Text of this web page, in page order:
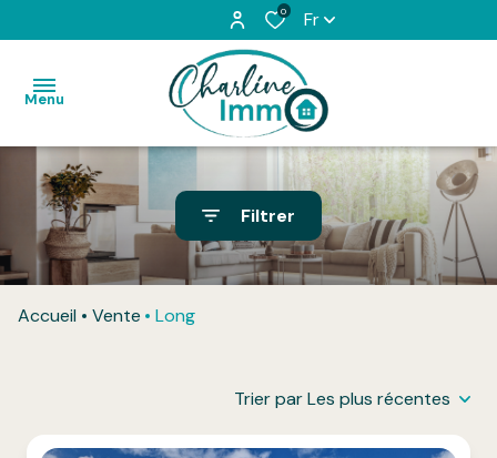
0 Fr
Menu
Accueil
Acheter
Honoraires
Filtrer
Accueil Vente Long
Trier par Les plus récentes